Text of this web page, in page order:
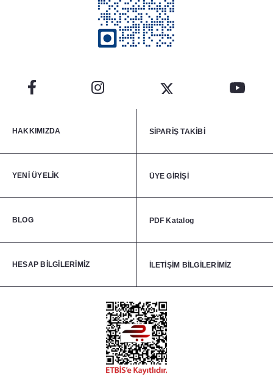
HAKKIMIZDA SİPARİŞ TAKİBİ
YENİ ÜYELİK ÜYE GİRİŞİ
BLOG PDF Katalog
HESAP BİLGİLERİMİZ İLETİŞİM BİLGİLERİMİZ